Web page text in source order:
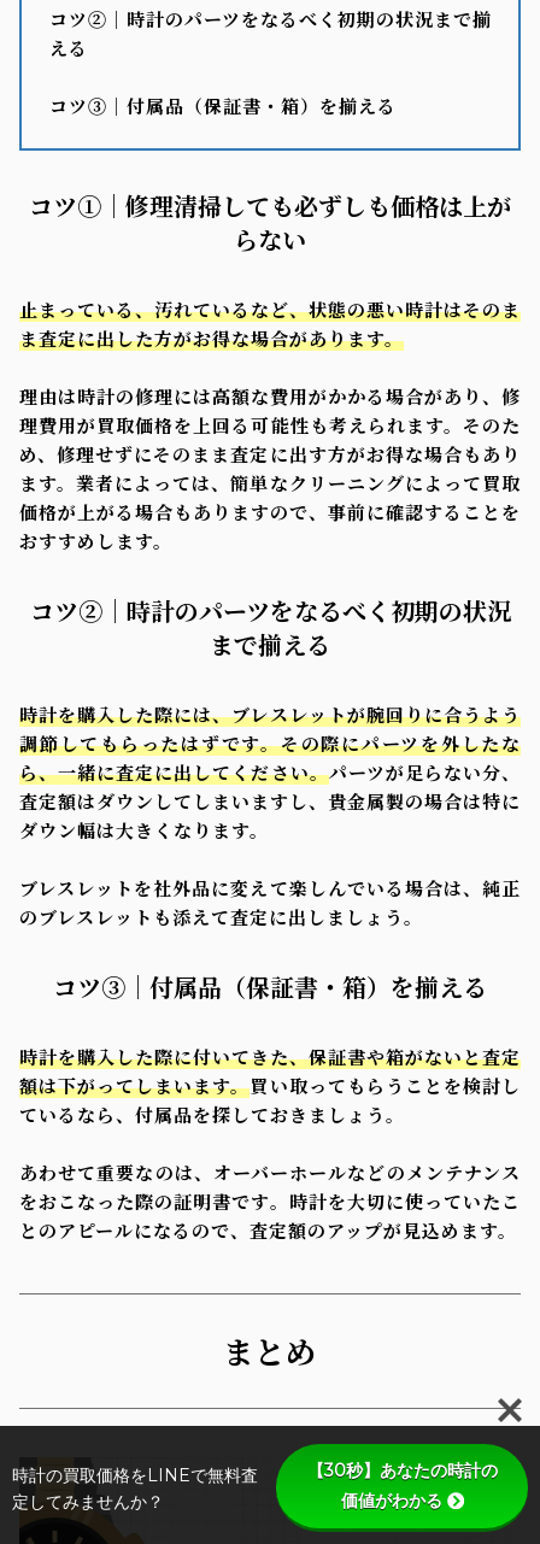
コツ②｜時計のパーツをなるべく初期の状況まで揃
える
コツ③｜付属品（保証書・箱）を揃える
コツ①｜修理清掃しても必ずしも価格は上が
らない
止まっている、汚れているなど、状態の悪い時計はそのま
ま査定に出した方がお得な場合があります。
理由は時計の修理には高額な費用がかかる場合があり、修
理費用が買取価格を上回る可能性も考えられます。そのた
め、修理せずにそのまま査定に出す方がお得な場合もあり
ます。業者によっては、簡単なクリーニングによって買取
価格が上がる場合もありますので、事前に確認することを
おすすめします。
コツ②｜時計のパーツをなるべく初期の状況
まで揃える
時計を購入した際には、ブレスレットが腕回りに合うよう
調節してもらったはずです。その際にパーツを外したな
ら、一緒に査定に出してください。パーツが足らない分、
査定額はダウンしてしまいますし、貴金属製の場合は特に
ダウン幅は大きくなります。
ブレスレットを社外品に変えて楽しんでいる場合は、純正
のブレスレットも添えて査定に出しましょう。
コツ③｜付属品（保証書・箱）を揃える
時計を購入した際に付いてきた、保証書や箱がないと査定
額は下がってしまいます。買い取ってもらうことを検討し
ているなら、付属品を探しておきましょう。
あわせて重要なのは、オーバーホールなどのメンテナンス
をおこなった際の証明書です。時計を大切に使っていたこ
とのアピールになるので、査定額のアップが見込めます。
まとめ
時計の買取価格をLINEで無料査
定してみませんか？
【30秒】あなたの時計の
価値がわかる